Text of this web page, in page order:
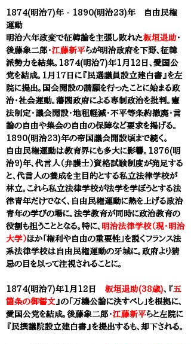
1874(明治7)年 - 1890(明治23)年 自由民権
運動
明治六年政変で征韓論を主張し敗れた板垣退助・
後藤象二郎・江藤新平らが明治政府を下野、征韓
派勢力を結集。1874(明治7)年1月12日、愛国公
党を結成。1月17日に『民選議員設立建白書』を左
院に提出。国会開設の請願を行ったことに始まる政
治・社会運動。藩閥政府による専制政治を批判。憲
法制定・議会開設・地租軽減・不平等条約撤廃・言
論の自由や集会の自由の保障など要求を掲げる。
1890(明治23)年の帝国議会開設頃まで続く。
自由民権運動は教育界にも多大に影響。 1876(明
治9)年、代言人（弁護士）資格試験制度が発足する
と、代言人の養成を主目的とする私立法律学校が
林立。これら私立法律学校が法学を学ぼうとする法
律青年だけでなく、自由民権運動に熱を上げる政治
青年の学びの場に。法学教育が同時に政治教育の
役割も担うこととなる。特に、 明治法律学校（現・明治
大学）ほか「権利や自由の重要性」を説くフランス法
系法律学校は自由民権運動の牙城に。政府より猜
忌の目を以って注視されることに。
1874(明治7)年1月12日 板垣退助(38歳)、『五
箇条の御誓文』の「万機公論に決すべし」を根拠に、
愛国公党を結成。後藤象二郎・江藤新平らと左院に
『民撰議院設立建白書』を提出するも、却下される。